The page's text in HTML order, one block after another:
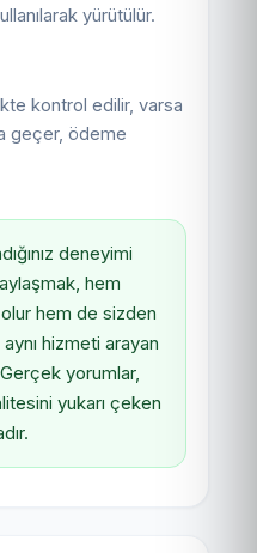
yürütülür.
kontrol edilir, varsa
geçer, ödeme
deneyimi
hem
hem de sizden
hizmeti arayan
yorumlar,
yukarı çeken